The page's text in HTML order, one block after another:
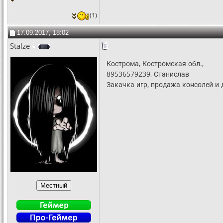
(1)
17.09.2017, 18:02
Stalze
Кострома, Костромская обл.,
89536579239, Станислав
Закачка игр, продажа консолей и